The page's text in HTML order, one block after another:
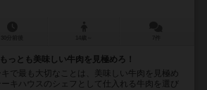
とも美味しい牛肉を見極めろ！
キで最も大切なことは、美味しい牛肉を見極め
キハウスのシェフとして仕入れる牛肉を選び